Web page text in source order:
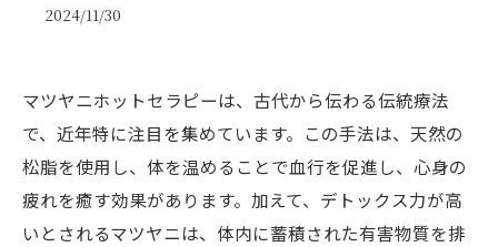
2024/11/30
マツヤニホットセラピーは、古代から伝わる伝統療法
で、近年特に注目を集めています。この手法は、天然の
松脂を使用し、体を温めることで血行を促進し、心身の
疲れを癒す効果があります。加えて、デトックス力が高
いとされるマツヤニは、体内に蓄積された有害物質を排